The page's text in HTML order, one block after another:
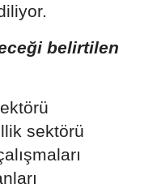
belirtilen
sektörü